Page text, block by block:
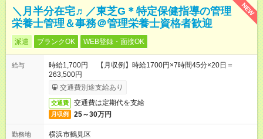
NEW
＼月半分在宅♬／東芝G＊特定保健指導の管理
栄養士管理＆事務＠管理栄養士資格者歓迎
派遣 ブランクOK WEB登録・面接OK
給与
時給1,700円 【月収例】時給1700円×7時間45分×20日＝
263,500円
交通費別途支給あり
交通費 交通費は定期代を支給
月収例 25～30万円
勤務地
横浜市鶴見区